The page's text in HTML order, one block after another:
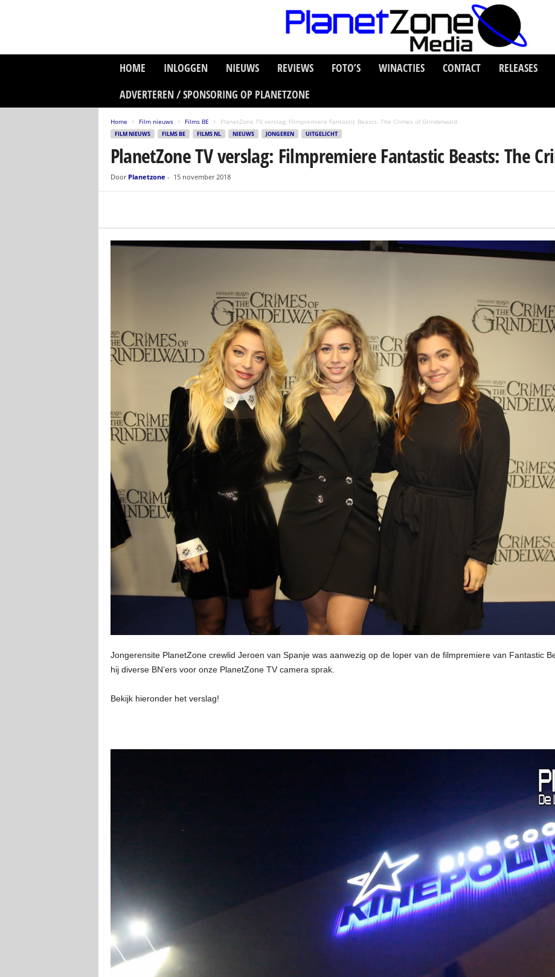
HOME INLOGGEN NIEUWS REVIEWS FOTO’S WINACTIES CONTACT
RELEASES
ADVERTEREN / SPONSORING OP PLANETZONE
Home Film nieuws Films BE PlanetZone TV verslag: Filmpremiere Fantastic Beasts: The Crimes of Grindelwald
FILM NIEUWS FILMS BE FILMS NL NIEUWS JONGEREN UITGELICHT
PlanetZone TV verslag: Filmpremiere Fantastic Beasts: The
Door Planetzone - 15 november 2018
Jongerensite PlanetZone crewlid Jeroen van Spanje was aanwezig op de loper van de filmpremiere van Fantastic
hij diverse BN’ers voor onze PlanetZone TV camera sprak.
Bekijk hieronder het verslag!